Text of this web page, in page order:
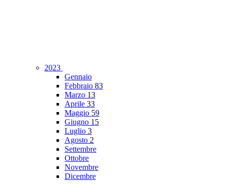
2023
Gennaio
Febbraio 83
Marzo 13
Aprile 33
Maggio 59
Giugno 15
Luglio 3
Agosto 2
Settembre
Ottobre
Novembre
Dicembre